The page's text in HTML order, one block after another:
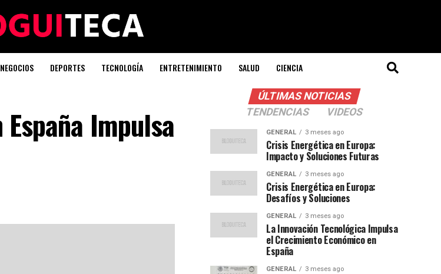
NEGOCIOS DEPORTES TECNOLOGÍA ENTRETENIMIENTO SALUD CIENCIA
Impulsa
ÚLTIMAS NOTICIAS
TENDENCIAS
VIDEOS
GENERAL 3 meses ago
Crisis Energética en Europa:
Impacto y Soluciones Futuras
GENERAL 3 meses ago
Crisis Energética en Europa:
Desafíos y Soluciones
GENERAL 3 meses ago
La Innovación Tecnológica Impulsa
el Crecimiento Económico en
España
GENERAL 3 meses ago